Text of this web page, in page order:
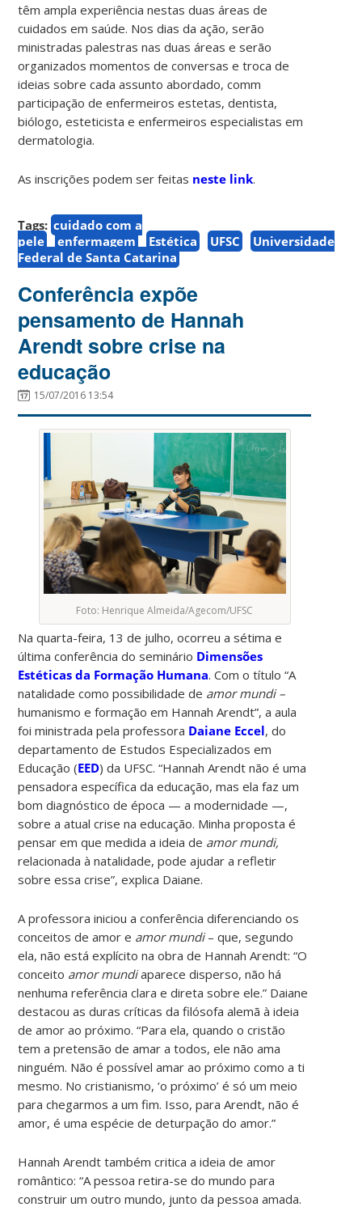
têm ampla experiência nestas duas áreas de
cuidados em saúde. Nos dias da ação, serão
ministradas palestras nas duas áreas e serão
organizados momentos de conversas e troca de
ideias sobre cada assunto abordado, comm
participação de enfermeiros estetas, dentista,
biólogo, esteticista e enfermeiros especialistas em
dermatologia.
As inscrições podem ser feitas neste link.
Tags: cuidado com a
pele
enfermagem Estética UFSC
Universidade
Federal de Santa Catarina
Conferência expõe
pensamento de Hannah
Arendt sobre crise na
educação
15/07/2016 13:54
Foto: Henrique Almeida/Agecom/UFSC
Na quarta-feira, 13 de julho, ocorreu a sétima e
última conferência do seminário Dimensões
Estéticas da Formação Humana. Com o título “A
natalidade como possibilidade de amor mundi –
humanismo e formação em Hannah Arendt”, a aula
foi ministrada pela professora Daiane Eccel, do
departamento de Estudos Especializados em
Educação (EED) da UFSC. “Hannah Arendt não é uma
pensadora específica da educação, mas ela faz um
bom diagnóstico de época — a modernidade —,
sobre a atual crise na educação. Minha proposta é
pensar em que medida a ideia de amor mundi,
relacionada à natalidade, pode ajudar a refletir
sobre essa crise”, explica Daiane.
A professora iniciou a conferência diferenciando os
conceitos de amor e amor mundi– que, segundo
ela, não está explícito na obra de Hannah Arendt: “O
conceito amor mundiaparece disperso, não há
nenhuma referência clara e direta sobre ele.” Daiane
destacou as duras críticas da filósofa alemã à ideia
de amor ao próximo. “Para ela, quando o cristão
tem a pretensão de amar a todos, ele não ama
ninguém. Não é possível amar ao próximo como a ti
mesmo. No cristianismo, ‘o próximo’ é só um meio
para chegarmos a um fim. Isso, para Arendt, não é
amor, é uma espécie de deturpação do amor.”
Hannah Arendt também critica a ideia de amor
romântico: “A pessoa retira-se do mundo para
construir um outro mundo, junto da pessoa amada.